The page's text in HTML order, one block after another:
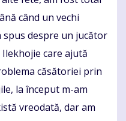
când un vechi
despre un jucător
care ajută
căsătoriei prin
la început m-am
vreodată, dar am